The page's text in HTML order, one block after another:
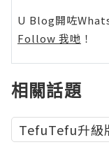
U Blog開咗
Follow 我哋 ！
相關話題
TefuTefu升級